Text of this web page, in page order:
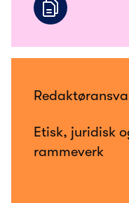
Etisk, juridisk
rammeverk